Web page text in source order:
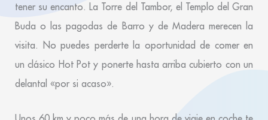
tener su encanto. La Torre del Tambor, el Templo del Gran
Buda o las pagodas de Barro y de Madera merecen la
visita. No puedes perderte la oportunidad de comer en
un clásico Hot Pot y ponerte hasta arriba cubierto con un
delantal «por si acaso».